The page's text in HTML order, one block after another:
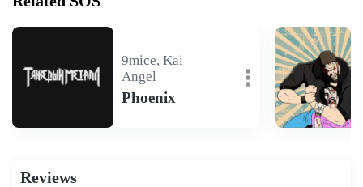
9mice, Kai
Angel
Phoenix
Reviews